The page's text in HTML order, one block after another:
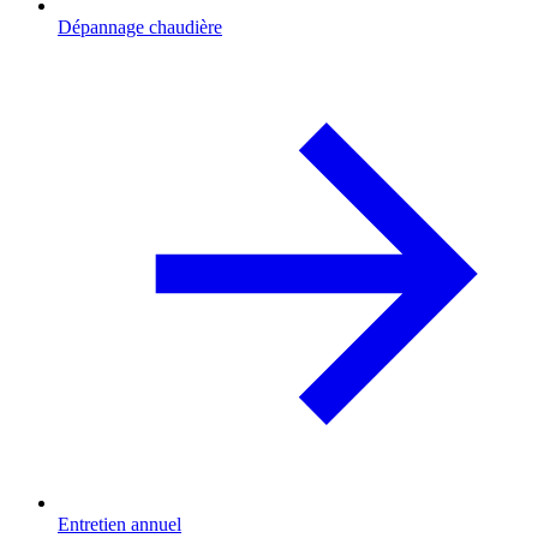
Dépannage chaudière
Entretien annuel